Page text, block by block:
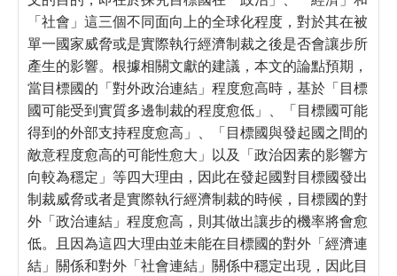
「社會」這三個不同面向上的全球化程度，對於其在被
單一國家威脅或是實際執行經濟制裁之後是否會讓步所
產生的影響。根據相關文獻的建議，本文的論點預期，
當目標國的「對外政治連結」程度愈高時，基於「目標
國可能受到實質多邊制裁的程度愈低」、「目標國可能
得到的外部支持程度愈高」、「目標國與發起國之間的
敵意程度愈高的可能性愈大」以及「政治因素的影響方
向較為穩定」等四大理由，因此在發起國對目標國發出
制裁威脅或者是實際執行經濟制裁的時候，目標國的對
外「政治連結」程度愈高，則其做出讓步的機率將會愈
低。且因為這四大理由並未能在目標國的對外「經濟連
結」關係和對外「社會連結」關係中穩定出現，因此目